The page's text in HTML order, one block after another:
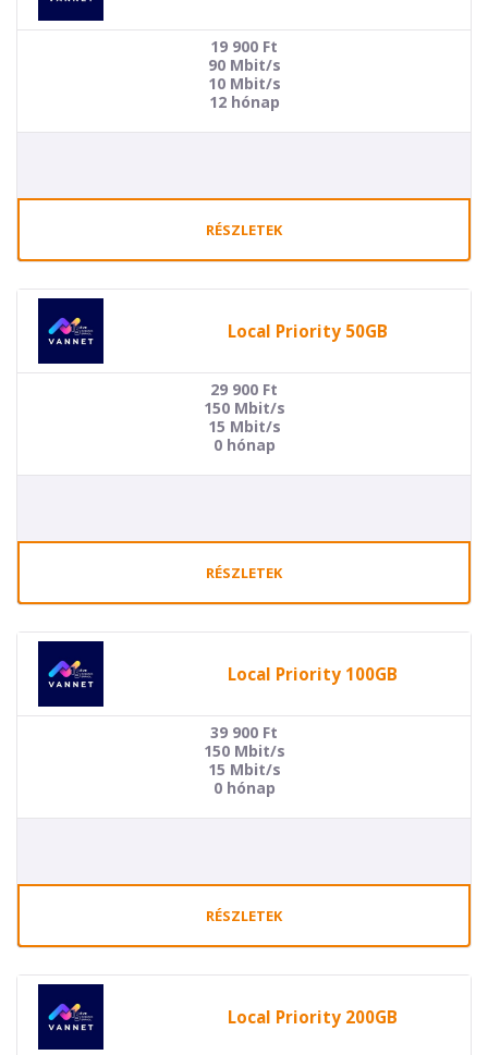
19 900 Ft
90 Mbit/s
10 Mbit/s
12 hónap
RÉSZLETEK
Local Priority 50GB
29 900 Ft
150 Mbit/s
15 Mbit/s
0 hónap
RÉSZLETEK
Local Priority 100GB
39 900 Ft
150 Mbit/s
15 Mbit/s
0 hónap
RÉSZLETEK
Local Priority 200GB